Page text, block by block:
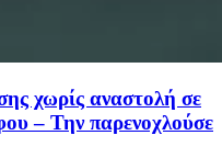
χωρίς αναστολή σε
– Την παρενοχλούσε